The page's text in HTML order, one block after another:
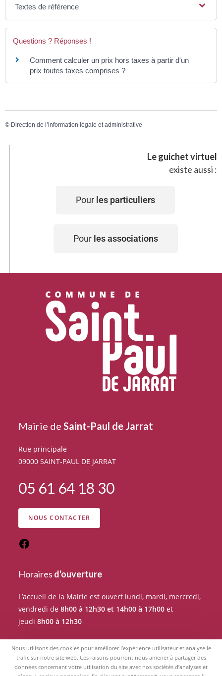
Textes de référence
Questions ? Réponses !
Comment calculer un prix hors taxes à partir d'un
prix toutes taxes comprises ?
© Direction de l’information légale et administrative
Le guichet virtuel
existe aussi :
Pour les particuliers
Pour les associations
Mairie deSaint-Paul de Jarrat
Rue principale
09000 SAINT-PAUL DE JARRAT
05 61 64 18 30
NOUS CONTACTER
Horaires d'ouverture
L’accueil de la Mairie est ouvert lundi, mardi, mercredi,
vendredi de8h00 à 12h30 et 14h00 à 17h00 et
jeudi8h00 à 12h30
municipal, merci de prendre RDV auprès de l’accueil de
la Mairie.
Nous utilisons des cookies pour améliorer l’expérience utilisateur et analyse le
trafic sur notre site web. Ces raisons pourront nous amener à partager des
données concernant votre utilisation du site avec nos sociétés d’analyses et